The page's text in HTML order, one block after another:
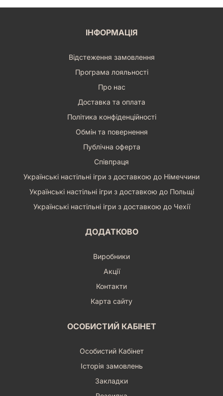
ІНФОРМАЦІЯ
Відстеження замовлення
Програма лояльності
Про нас
Доставка та оплата
Політика конфіденційності
Обмін та повернення
Публічна оферта
Співпраця
Українські настільні ігри з доставкою до Німеччини
Українські настільні ігри з доставкою до Польщі
Українські настільні ігри з доставкою до Чехії
ДОДАТКОВО
Виробники
Акції
Контакти
Карта сайту
ОСОБИСТИЙ КАБІНЕТ
Особистий Кабінет
Історія замовлень
Закладки